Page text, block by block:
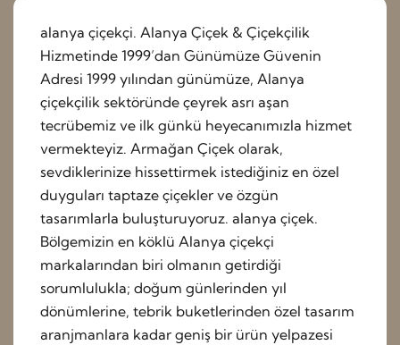
alanya çiçekçi. Alanya Çiçek & Çiçekçilik
Hizmetinde 1999’dan Günümüze Güvenin
Adresi 1999 yılından günümüze, Alanya
çiçekçilik sektöründe çeyrek asrı aşan
tecrübemiz ve ilk günkü heyecanımızla hizmet
vermekteyiz. Armağan Çiçek olarak,
sevdiklerinize hissettirmek istediğiniz en özel
duyguları taptaze çiçekler ve özgün
tasarımlarla buluşturuyoruz. alanya çiçek.
Bölgemizin en köklü Alanya çiçekçi
markalarından biri olmanın getirdiği
sorumlulukla; doğum günlerinden yıl
dönümlerine, tebrik buketlerinden özel tasarım
aranjmanlara kadar geniş bir ürün yelpazesi